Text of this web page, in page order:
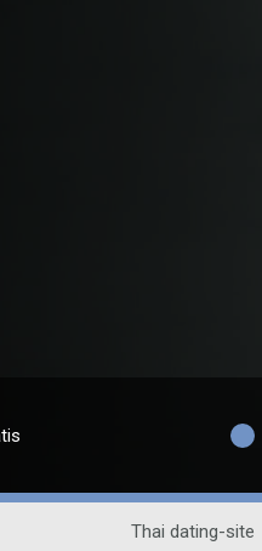
Thai dating-site